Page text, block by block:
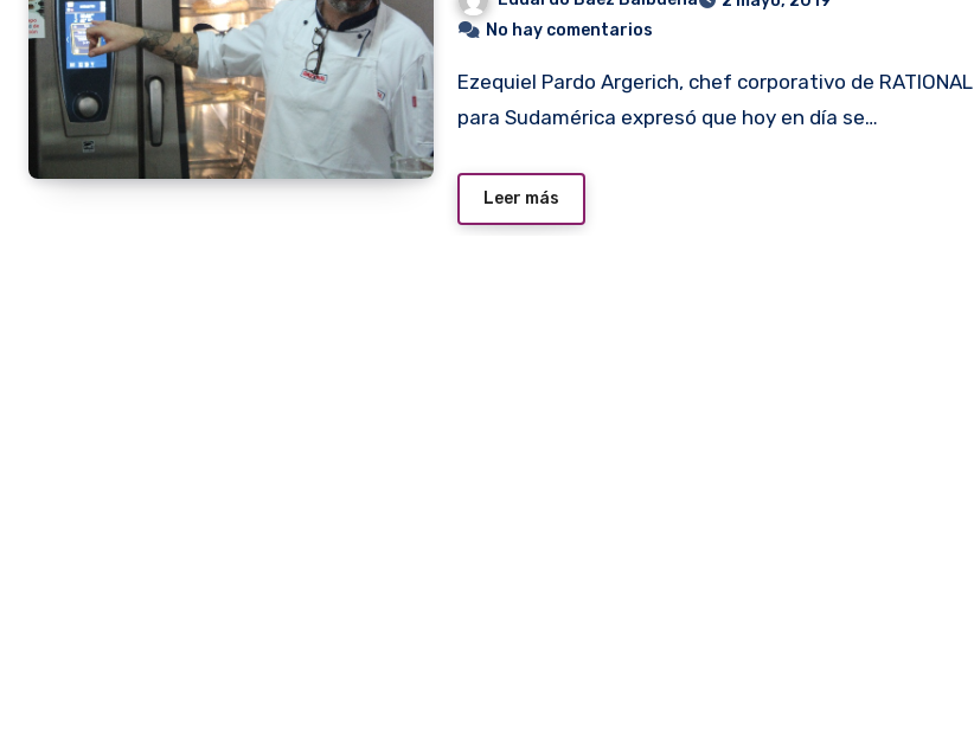
No hay comentarios
Ezequiel Pardo Argerich, chef corporativo de RATIONAL
para Sudamérica expresó que hoy en día se…
Leer más